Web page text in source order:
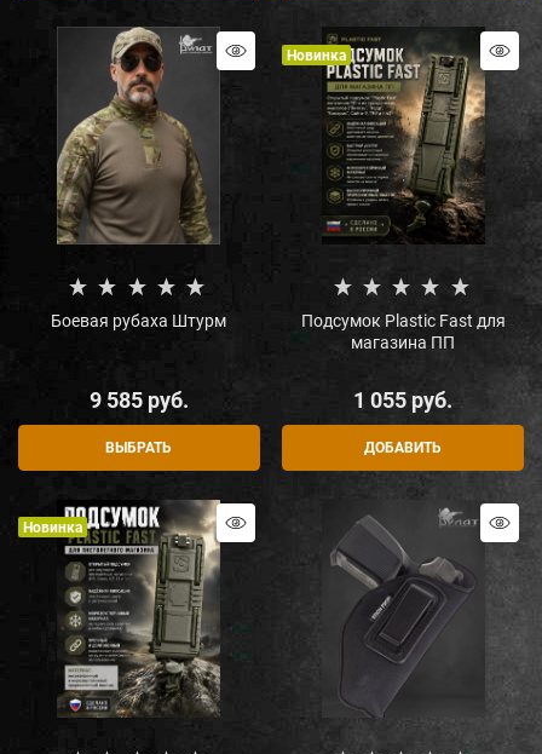
Боевая рубаха Штурм
9 585 руб.
ВЫБРАТЬ
Новинка
Подсумок Plastic Fast для
магазина ПП
1 055 руб.
ДОБАВИТЬ
Новинка